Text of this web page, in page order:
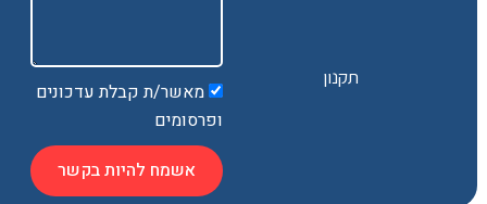
מאשר/ת קבלת עדכונים
ופרסומים
אשמח להיות בקשר